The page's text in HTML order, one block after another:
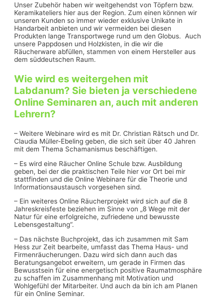
Unser Zubehör haben wir weitgehendst von Töpfern bzw.
Keramikateliers hier aus der Region. Zum einen können wir
unseren Kunden so immer wieder exklusive Unikate in
Handarbeit anbieten und wir vermeiden bei diesen
Produkten lange Transportwege rund um den Globus. Auch
unsere Pappdosen und Holzkisten, in die wir die
Räucherware abfüllen, stammen von einem Hersteller aus
dem süddeutschen Raum.
Wie wird es weitergehen mit
Labdanum? Sie bieten ja verschiedene
Online Seminaren an, auch mit anderen
Lehrern?
– Weitere Webinare wird es mit Dr. Christian Rätsch und Dr.
Claudia Müller-Ebeling geben, die sich seit über 40 Jahren
mit dem Thema Schamanismus beschäftigen.
– Es wird eine Räucher Online Schule bzw. Ausbildung
geben, bei der die praktischen Teile hier vor Ort bei mir
stattfinden und die Online Webinare für die Theorie und
Informationsaustausch vorgesehen sind.
– Ein weiteres Online Räucherprojekt wird sich auf die 8
Jahreskreisfeste beziehen im Sinne von „8 Wege mit der
Natur für eine erfolgreiche, zufriedene und bewusste
Lebensgestaltung“.
– Das nächste Buchprojekt, das ich zusammen mit Sam
Hess zur Zeit bearbeite, umfasst das Thema Haus- und
Firmenräucherungen. Dazu wird sich dann auch das
Beratungsangebot erweitern, um gerade in Firmen das
Bewusstsein für eine energetisch positive Raumatmosphäre
zu schaffen im Zusammenhang mit Motivation und
Wohlgefühl der Mitarbeiter. Und auch da bin ich am Planen
für ein Online Seminar.